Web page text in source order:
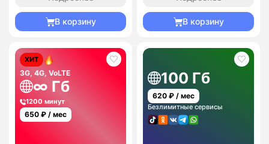
В корзину В корзину
ХИТ
3G, 4G, VoLTE
∞ Гб
1200 минут
650 ₽ / мес
100 Гб
620 ₽ / мес
Безлимитные сервисы